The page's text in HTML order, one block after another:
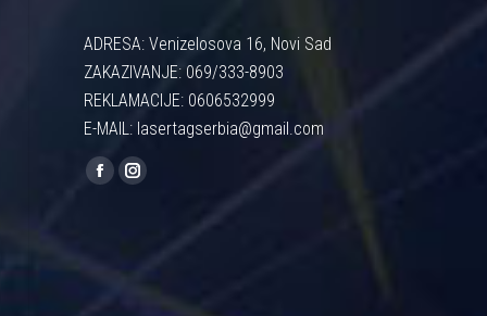
ADRESA: Venizelosova 16, Novi Sad
ZAKAZIVANJE: 069/333-8903
REKLAMACIJE: 0606532999
E-MAIL: lasertagserbia@gmail.com
Find us on:
FacebookInstagram